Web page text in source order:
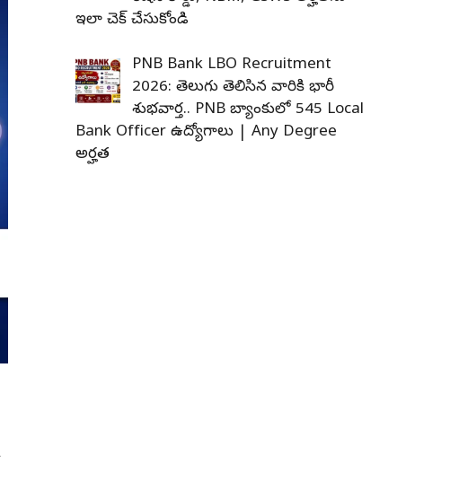
ఇలా చెక్ చేసుకోండి
PNB Bank LBO Recruitment
2026: తెలుగు తెలిసిన వారికి భారీ
శుభవార్త.. PNB బ్యాంకులో 545 Local
Bank Officer ఉద్యోగాలు | Any Degree
అర్హత